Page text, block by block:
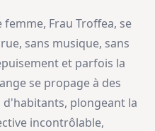
Frau Troffea, se
sans musique, sans
et parfois la
se propage à des
d'habitants, plongeant la
incontrôlable,